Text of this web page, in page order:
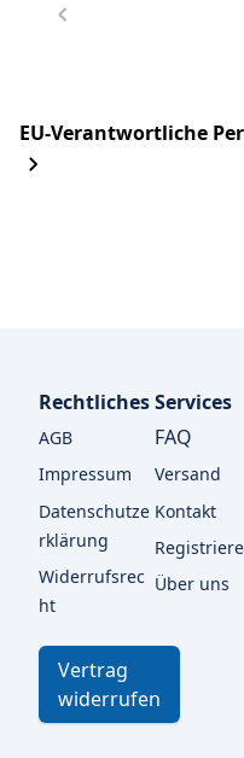
EU-Verantwortliche
Rechtliches
AGB
Impressum
Datenschutze
rklärung
Widerrufsrec
ht
Vertrag
widerrufen
Services
FAQ
Versand
Kontakt
Über uns